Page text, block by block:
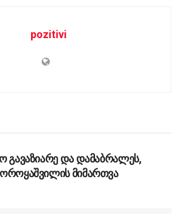
pozitivi
GE
გავაზიარე და დამაბრალეს,
მიმართვა